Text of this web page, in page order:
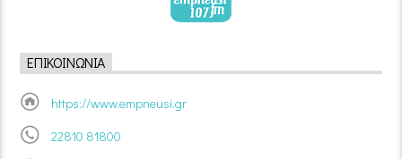
ΕΠΙΚΟΙΝΩΝΊΑ
https://www.empneusi.gr
22810 81800